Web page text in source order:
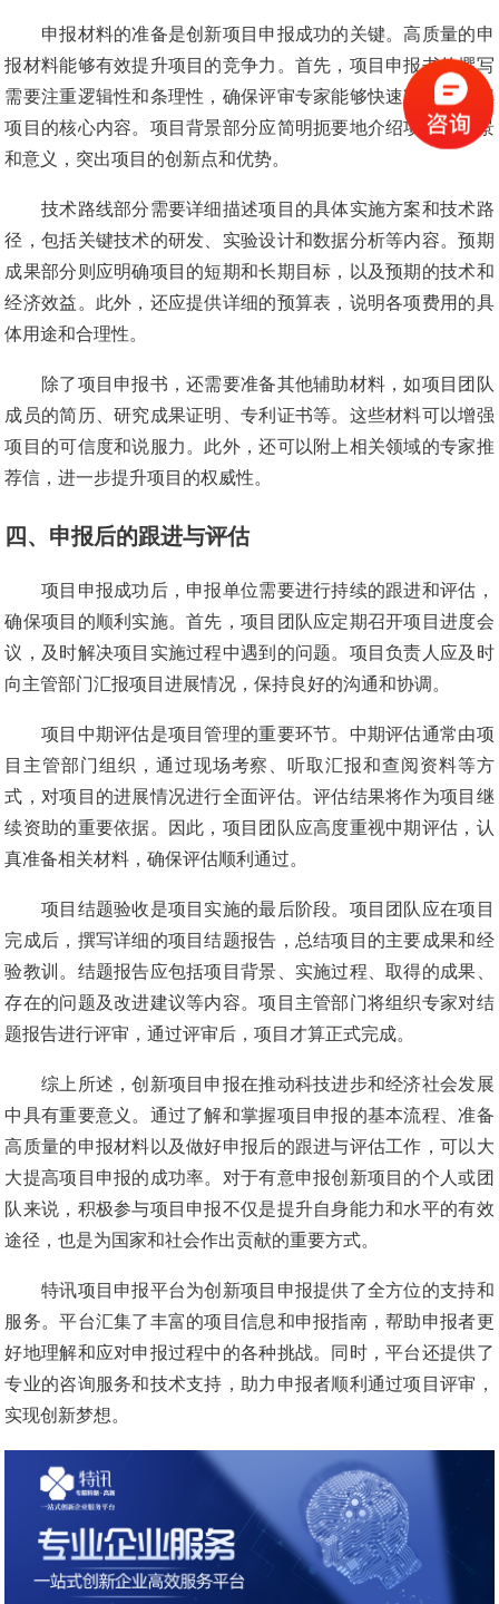
申报材料的准备是创新项目申报成功的关键。高质量的申
报材料能够有效提升项目的竞争力。首先，项目申报书的撰写
需要注重逻辑性和条理性，确保评审专家能够快速准确地理解
项目的核心内容。项目背景部分应简明扼要地介绍项目的背景
和意义，突出项目的创新点和优势。
技术路线部分需要详细描述项目的具体实施方案和技术路
径，包括关键技术的研发、实验设计和数据分析等内容。预期
成果部分则应明确项目的短期和长期目标，以及预期的技术和
经济效益。此外，还应提供详细的预算表，说明各项费用的具
体用途和合理性。
除了项目申报书，还需要准备其他辅助材料，如项目团队
成员的简历、研究成果证明、专利证书等。这些材料可以增强
项目的可信度和说服力。此外，还可以附上相关领域的专家推
荐信，进一步提升项目的权威性。
四、申报后的跟进与评估
项目申报成功后，申报单位需要进行持续的跟进和评估，
确保项目的顺利实施。首先，项目团队应定期召开项目进度会
议，及时解决项目实施过程中遇到的问题。项目负责人应及时
向主管部门汇报项目进展情况，保持良好的沟通和协调。
项目中期评估是项目管理的重要环节。中期评估通常由项
目主管部门组织，通过现场考察、听取汇报和查阅资料等方
式，对项目的进展情况进行全面评估。评估结果将作为项目继
续资助的重要依据。因此，项目团队应高度重视中期评估，认
真准备相关材料，确保评估顺利通过。
项目结题验收是项目实施的最后阶段。项目团队应在项目
完成后，撰写详细的项目结题报告，总结项目的主要成果和经
验教训。结题报告应包括项目背景、实施过程、取得的成果、
存在的问题及改进建议等内容。项目主管部门将组织专家对结
题报告进行评审，通过评审后，项目才算正式完成。
综上所述，创新项目申报在推动科技进步和经济社会发展
中具有重要意义。通过了解和掌握项目申报的基本流程、准备
高质量的申报材料以及做好申报后的跟进与评估工作，可以大
大提高项目申报的成功率。对于有意申报创新项目的个人或团
队来说，积极参与项目申报不仅是提升自身能力和水平的有效
途径，也是为国家和社会作出贡献的重要方式。
特讯项目申报平台为创新项目申报提供了全方位的支持和
服务。平台汇集了丰富的项目信息和申报指南，帮助申报者更
好地理解和应对申报过程中的各种挑战。同时，平台还提供了
专业的咨询服务和技术支持，助力申报者顺利通过项目评审，
实现创新梦想。